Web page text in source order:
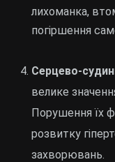
лихоманка,
погіршення
Серцево-
велике
Порушення їх
розвитку
захворювань.